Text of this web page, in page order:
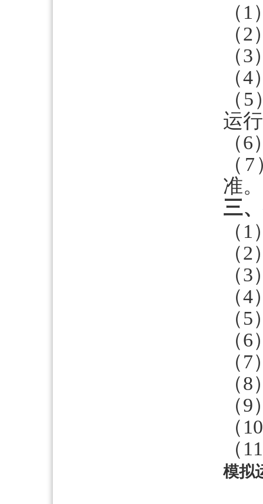
（1
（2
（3
（4
（5
运
（6
（
准。
三、
（1
（2
（3
（4
（5
（6
（7
（8
（9
（
（
模拟